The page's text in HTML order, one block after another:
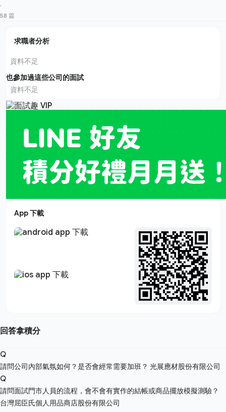
·
58 篇
求職者分析
資料不足
也參加過這些公司的面試
資料不足
App 下載
回答拿積分
Q
請問公司內部氣氛如何？是否會經常需要加班？ 光展應材股份有限公司
Q
請問面試門市人員的流程，會不會有實作的結帳或商品擺放模擬測驗？
台灣屈臣氏個人用品商店股份有限公司